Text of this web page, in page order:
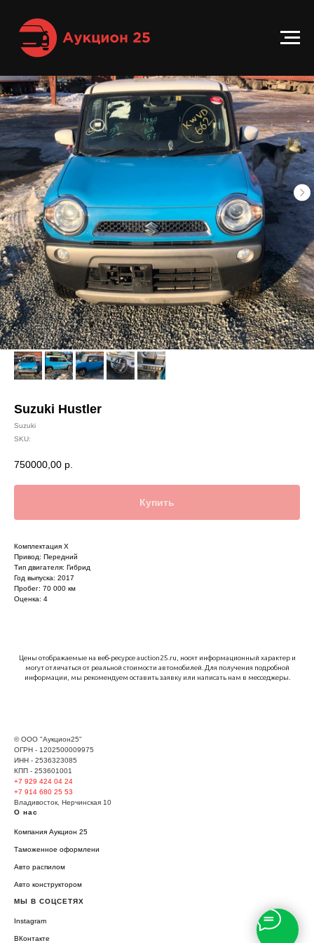
Suzuki Hustler
Suzuki
SKU:
750000,00 р.
Купить
Комплектация X
Привод: Передний
Тип двигателя: Гибрид
Год выпуска: 2017
Пробег: 70 000 км
Оценка: 4
Цены отображаемые на веб-ресурсе auction25.ru, носят информационный характер и
могут отличаться от реальной стоимости автомобилей. Для получения подробной
информации, мы рекомендуем оставить заявку или написать нам в месседжеры.
© ООО "Аукцион25"
ОГРН - 1202500009975
ИНН - 2536323085
КПП - 253601001
+7 929 424 04 24
+7 914 680 25 53
Владивосток, Нерчинская 10
О нас
Компания Аукцион 25
Таможенное оформлени
Авто распилом
Авто конструктором
МЫ В СОЦСЕТЯХ
Instagram
ВКонтакте